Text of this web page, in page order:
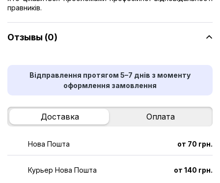
правників.
Отзывы (0)
Відправлення протягом 5–7 днів з моменту
оформлення замовлення
Доставка Оплата
Нова Пошта от 70 грн.
Курьер Нова Пошта от 140 грн.